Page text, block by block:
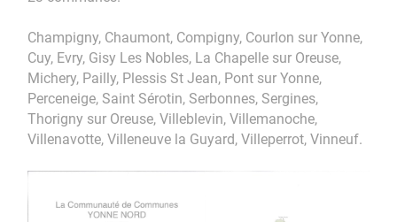
Champigny, Chaumont, Compigny, Courlon sur Yonne,
Cuy, Evry, Gisy Les Nobles, La Chapelle sur Oreuse,
Michery, Pailly, Plessis St Jean, Pont sur Yonne,
Perceneige, Saint Sérotin, Serbonnes, Sergines,
Thorigny sur Oreuse, Villeblevin, Villemanoche,
Villenavotte, Villeneuve la Guyard, Villeperrot, Vinneuf.